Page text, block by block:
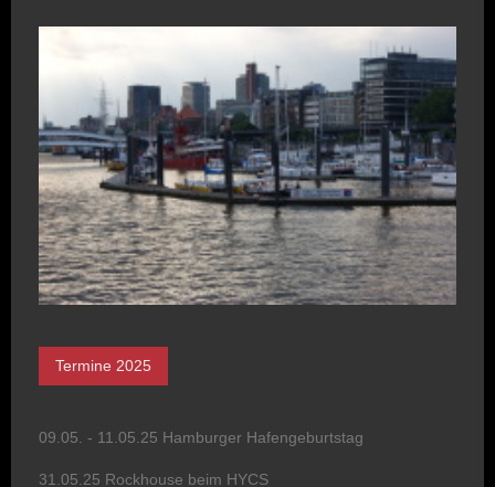
Termine 2025
09.05. - 11.05.25 Hamburger Hafengeburtstag
31.05.25 Rockhouse beim HYCS